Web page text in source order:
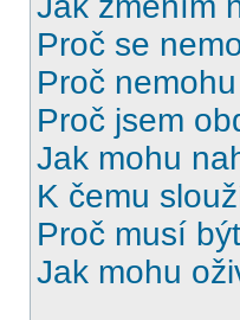
Proč se
Proč
Proč jsem
Jak mohu
K čemu
Proč musí
Jak mohu